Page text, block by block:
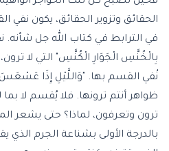
الحقائق وتزوير الحقائق، يكون
في الترابط في كتاب الله جل
بِالْخُنَّسِ الْجَوَارِ الْكُنَّسِ" التي لا
نُفي القسم بها. "وَاللَّيْلِ إِذَا
ظواهر أنتم ترونها. فلا يُقسم لا بما
ترون وتعرفون، لماذا؟ حتى يشعر
بالدرجة الأولى بشناعة الجرم الذي